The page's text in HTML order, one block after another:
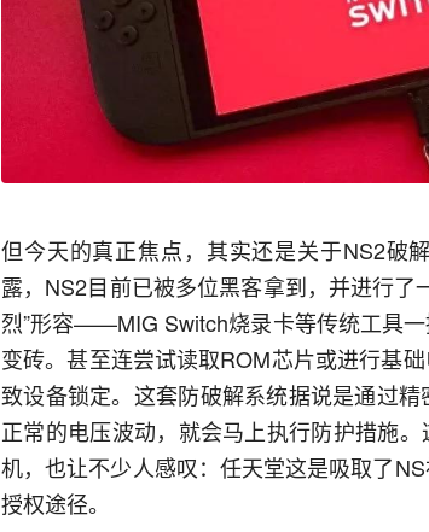
但今天的真正焦点，其实还是关于NS2破
露，NS2目前已被多位黑客拿到，并进行
烈”形容——MIG Switch烧录卡等传统工具
变砖。甚至连尝试读取ROM芯片或进行基
致设备锁定。这套防破解系统据说是通过
正常的电压波动，就会马上执行防护措施
机，也让不少人感叹：任天堂这是吸取了
授权途径。